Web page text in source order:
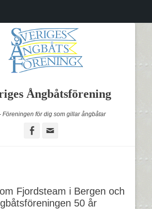
Ångbåtsförening
Föreningen för dig som gillar ångbåtar
Facebook
Fjordsteam i Bergen och
50 år